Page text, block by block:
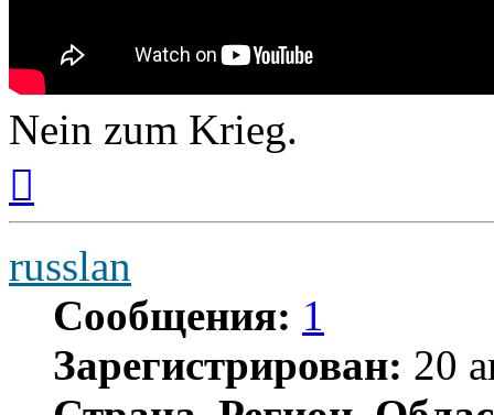
Nein zum Krieg.
началу
russlan
Сообщения: 1
Зарегистрирован: 20